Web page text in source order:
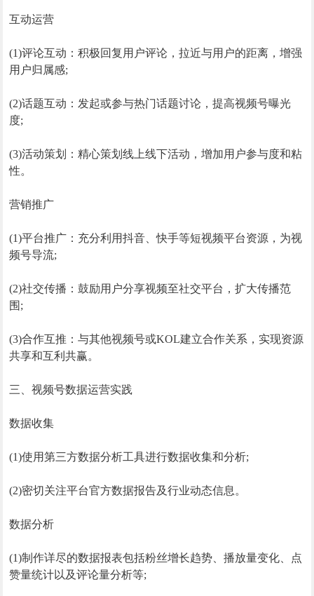
互动运营
(1)评论互动：积极回复用户评论，拉近与用户的距离，增强
用户归属感;
(2)话题互动：发起或参与热门话题讨论，提高视频号曝光
度;
(3)活动策划：精心策划线上线下活动，增加用户参与度和粘
性。
营销推广
(1)平台推广：充分利用抖音、快手等短视频平台资源，为视
频号导流;
(2)社交传播：鼓励用户分享视频至社交平台，扩大传播范
围;
(3)合作互推：与其他视频号或KOL建立合作关系，实现资源
共享和互利共赢。
三、视频号数据运营实践
数据收集
(1)使用第三方数据分析工具进行数据收集和分析;
(2)密切关注平台官方数据报告及行业动态信息。
数据分析
(1)制作详尽的数据报表包括粉丝增长趋势、播放量变化、点
赞量统计以及评论量分析等;